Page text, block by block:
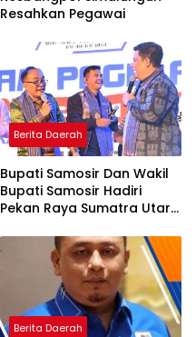
Resahkan Pegawai
Berita Daerah
Bupati Samosir Dan Wakil
Bupati Samosir Hadiri
Pekan Raya Sumatra Utara
Berita Daerah